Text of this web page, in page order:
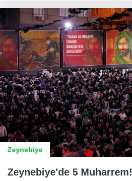
Zeynebiye
Zeynebiye'de 5 Muharrem!